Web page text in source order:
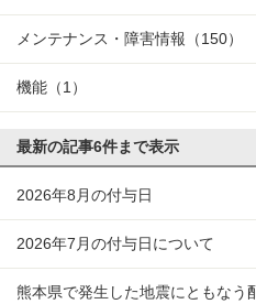
メンテナンス・障害情報 （150）
機能 （1）
最新の記事6件まで表示
2026年8月の付与日
2026年7月の付与日について
熊本県で発生した地震にともなう